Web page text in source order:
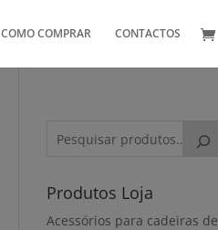
COMO COMPRAR CONTACTOS
Produtos Loja
Acessórios para cadeiras de